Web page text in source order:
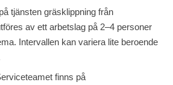
tjänsten gräsklippning från
av ett arbetslag på 2–4 personer
Intervallen kan variera lite beroende
finns på